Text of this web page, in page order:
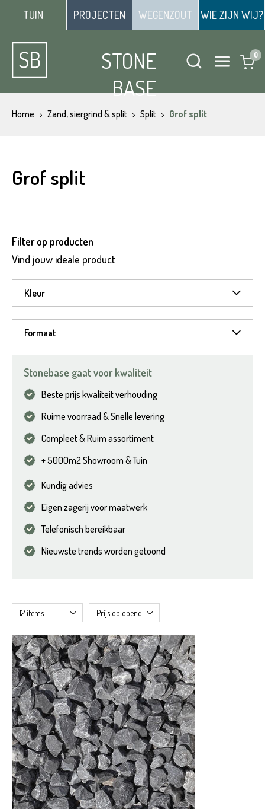
TUIN PROJECTEN WEGENZOUT WIE ZIJN WIJ?
STONE
BASE
Home Zand, siergrind & split Split Grof split
Grof split
Filter op producten
Vind jouw ideale product
Kleur
Formaat
Stonebase gaat voor kwaliteit
Beste prijs kwaliteit verhouding
Ruime voorraad & Snelle levering
Compleet & Ruim assortiment
+ 5000m2 Showroom & Tuin
Kundig advies
Eigen zagerij voor maatwerk
Telefonisch bereikbaar
Nieuwste trends worden getoond